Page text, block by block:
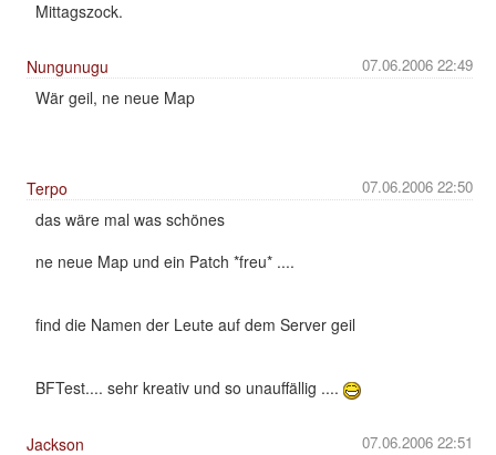
Mittagszock.
07.06.2006 22:49
Nungunugu
Wär geil, ne neue Map
07.06.2006 22:50
Terpo
das wäre mal was schönes
ne neue Map und ein Patch *freu* ....
find die Namen der Leute auf dem Server geil
BFTest.... sehr kreativ und so unauffällig ....
07.06.2006 22:51
Jackson